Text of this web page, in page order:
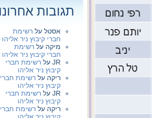
תגובות
אסטל על רשימת
חברי קיבוץ ניר אליהו
מיקה על רשימת
חברי קיבוץ ניר אליהו
JR על רשימת חברי
קיבוץ ניר אליהו
ריקה על רשימת חברי
קיבוץ ניר אליהו
JR על רשימת חברי
קיבוץ ניר אליהו
ריקה על רשימת חברי
קיבוץ ניר אליהו